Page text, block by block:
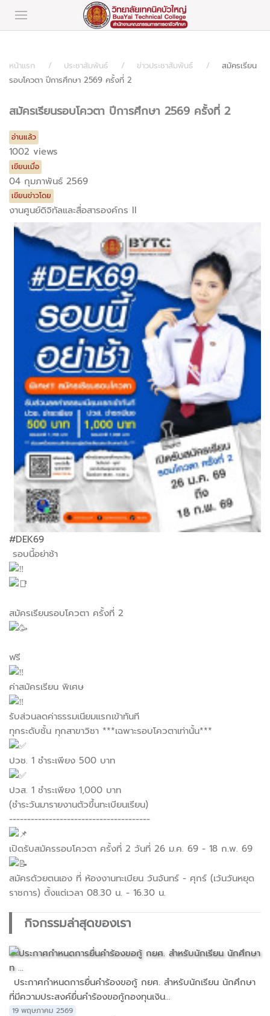
หน้าแรก ประชาสัมพันธ์ ข่าวประชาสัมพันธ์
สมัครเรียน
รอบโควตา ปีการศึกษา 2569 ครั้งที่ 2
สมัครเรียนรอบโควตา ปีการศึกษา 2569 ครั้งที่ 2
อ่านแล้ว
1002 views
เขียนเมื่อ
04 กุมภาพันธ์ 2569
เขียนข่าวโดย
งานศูนย์ดิจิทัลและสื่อสารองค์กร II
#DEK69
รอบนี้อย่าช้า
สมัครเรียนรอบโควตา ครั้งที่ 2
ฟรี
ค่าสมัครเรียน พิเศษ
รับส่วนลดค่าธรรมเนียมแรกเข้าทันที
ทุกระดับชั้น ทุกสาขาวิชา ***เฉพาะรอบโควตาเท่านั้น***
ปวช. 1 ชำระเพียง 500 บาท
ปวส. 1 ชำระเพียง 1,000 บาท
(ชำระวันมารายงานตัวขึ้นทะเบียนเรียน)
---------------------------------------
เปิดรับสมัครรอบโควตา ครั้งที่ 2 วันที่ 26 ม.ค. 69 - 18 ก.พ. 69
สมัครด้วยตนเอง ที่ ห้องงานทะเบียน วันจันทร์ - ศุกร์ (เว้นวันหยุด
ราชการ) ตั้งแต่เวลา 08.30 น. - 16.30 น.
กิจกรรมล่าสุดของเรา
ประกาศกำหนดการยื่นคำร้องขอกู้ กยศ. สำหรับนักเรียน นักศึกษา
ที่มีความประสงค์ยื่นคำร้องขอกู้กองทุนเงิน...
19 พฤษภาคม 2569